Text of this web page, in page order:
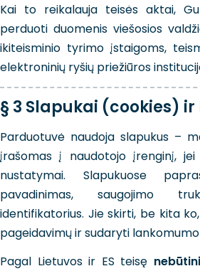
Kai to reikalauja teisės aktai,
perduoti duomenis viešosios
ikiteisminio tyrimo įstaigoms,
elektroninių ryšių priežiūros
§ 3 Slapukai (cookies) ir
Parduotuvė naudoja slapukus –
įrašomas į naudotojo įrenginį,
nustatymai. Slapukuose
pavadinimas, saugojimo
identifikatorius. Jie skirti, be kita
pageidavimų ir sudaryti
Pagal Lietuvos ir ES teisę nebūtini